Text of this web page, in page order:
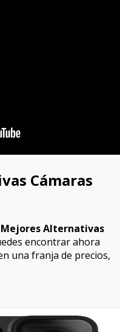
Cámaras
Alternativas
encontrar ahora
una franja de precios,